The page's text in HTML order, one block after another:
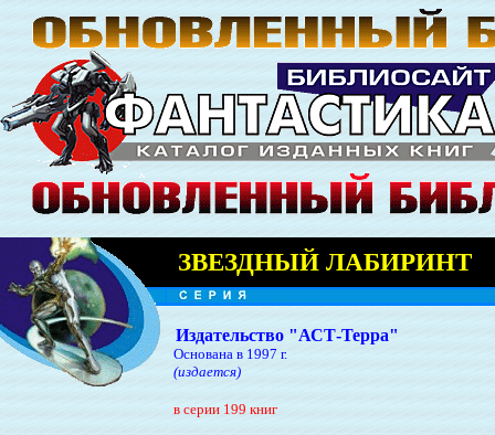
ЗВЕЗДНЫЙ ЛАБИРИНТ
Издательство "АСТ-Терра"
Основана в 1997 г.
(издается)
в серии 199 книг